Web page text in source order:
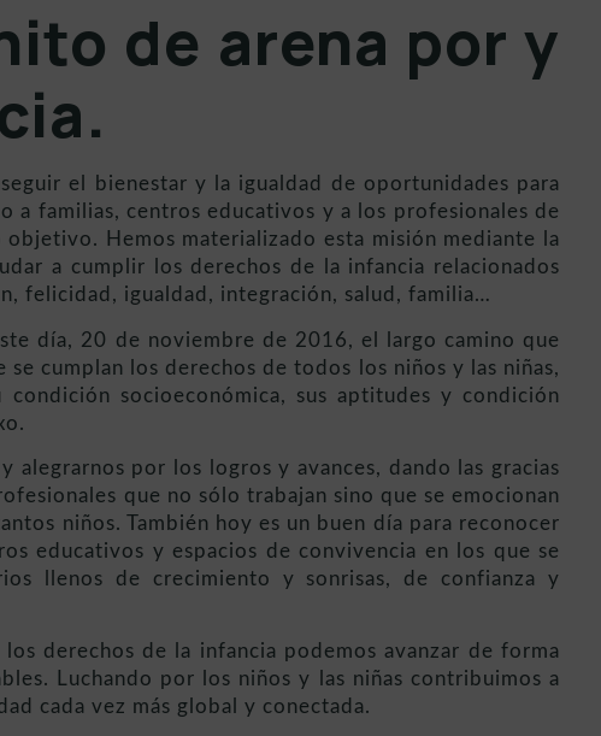
de arena por y
el bienestar y la igualdad de oportunidades para
a familias, centros educativos y a los profesionales de
objetivo. Hemos materializado esta misión mediante la
a cumplir los derechos de la infancia relacionados
felicidad, igualdad, integración, salud, familia…
día, 20 de noviembre de 2016, el largo camino que
cumplan los derechos de todos los niños y las niñas,
socioeconómica, sus aptitudes y condición
alegrarnos por los logros y avances, dando las gracias
que no sólo trabajan sino que se emocionan
niños. También hoy es un buen día para reconocer
educativos y espacios de convivencia en los que se
llenos de crecimiento y sonrisas, de confianza y
derechos de la infancia podemos avanzar de forma
Luchando por los niños y las niñas contribuimos a
cada vez más global y conectada.